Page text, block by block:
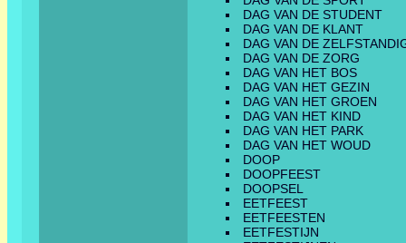
DAG VAN DE STUDENT
DAG VAN DE KLANT
DAG VAN DE
DAG VAN DE ZORG
DAG VAN HET BOS
DAG VAN HET GEZIN
DAG VAN HET GROEN
DAG VAN HET KIND
DAG VAN HET PARK
DAG VAN HET WOUD
DOOP
DOOPFEEST
DOOPSEL
EETFEEST
EETFEESTEN
EETFESTIJN